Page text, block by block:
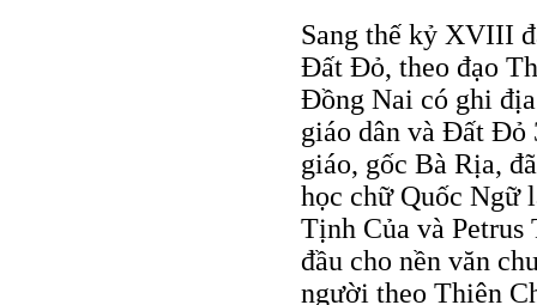
Sang thế kỷ XVIII
Đất Đỏ, theo đạo
Đồng Nai có ghi
giáo dân và Đất Đỏ
giáo, gốc Bà Rịa,
học chữ Quốc Ngữ
Tịnh Của và
đầu cho nền văn
người theo Thiên